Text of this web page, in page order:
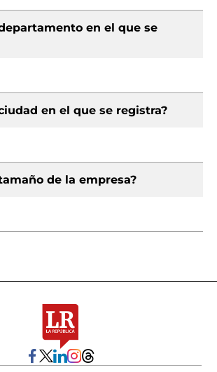
en el que se
en el que se registra?
de la empresa?